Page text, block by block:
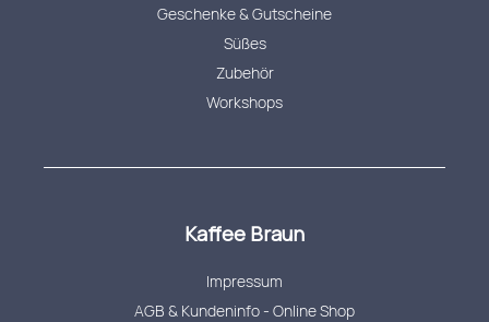
Geschenke & Gutscheine
Süßes
Zubehör
Workshops
Kaffee Braun
Impressum
AGB & Kundeninfo - Online Shop